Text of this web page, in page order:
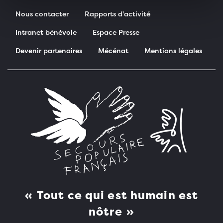
Nous contacter
Rapports d'activité
Intranet bénévole
Espace Presse
Devenir partenaires
Mécénat Mentions légales
Tout ce qui est humain est
nôtre